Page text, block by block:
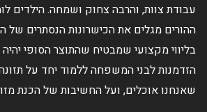
עבודת צוות, והרבה צחוק ושמחה. הילדים
ההורים מגלים את הכישרונות הנסתרים של
בליווי מקצועי שמבטיח שהתוצר הסופי
הזדמנות לבני המשפחה ללמוד יחד על
שאנחנו אוכלים, ועל החשיבות של הכנת